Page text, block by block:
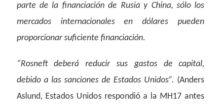
parte de la financiación de Rusia y China, sólo los
mercados internacionales en dólares pueden
proporcionar suficiente financiación.
“Rosneft deberá reducir sus gastos de capital,
debido a las sanciones de Estados Unidos”. (Anders
Aslund, Estados Unidos respondió a la MH17 antes